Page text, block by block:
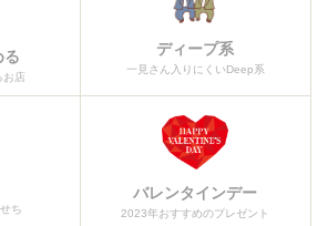
る
お店
ディープ系
一見さん入りにくいDeep系
ち
バレンタインデー
2023年おすすめのプレゼント